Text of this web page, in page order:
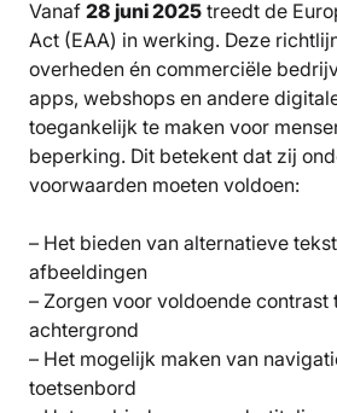
Vanaf 28 juni 2025 treedt de
Act (EAA) in werking. Deze
overheden én commerciële
apps, webshops en andere
toegankelijk te maken voor
beperking. Dit betekent dat zij
voorwaarden moeten voldoen:
– Het bieden van alternatieve
afbeeldingen
– Zorgen voor voldoende contrast
achtergrond
– Het mogelijk maken van
toetsenbord